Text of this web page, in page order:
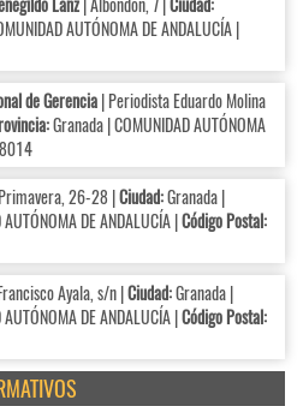
AUTÓNOMA DE ANDALUCÍA |
de Gerencia| Periodista Eduardo Molina
Granada | COMUNIDAD AUTÓNOMA
26-28 |Ciudad:Granada |
DE ANDALUCÍA |Código Postal:
Ayala, s/n |Ciudad:Granada |
DE ANDALUCÍA |Código Postal: